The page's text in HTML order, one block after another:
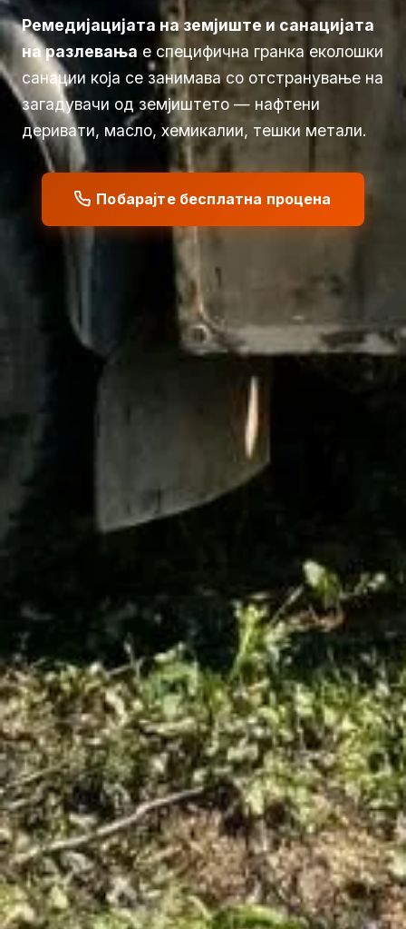
Ремедијацијата на земјиште и санацијата
на разлевања е специфична гранка еколошки
санации која се занимава со отстранување на
загадувачи од земјиштето — нафтени
деривати, масло, хемикалии, тешки метали.
Побарајте бесплатна процена